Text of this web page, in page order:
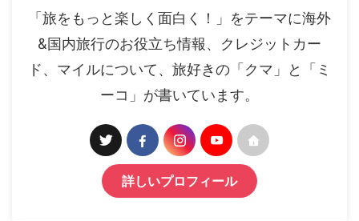
「旅をもっと楽しく面白く！」をテーマに海外
&国内旅行のお役立ち情報、クレジットカー
ド、マイルについて、旅好きの「クマ」と「ミ
ーコ」が書いています。
詳しいプロフィール